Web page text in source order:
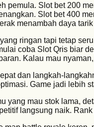
pemula. Slot bet 200
Slot bet 400
menambah daya
ringan tapi tetap
coba Slot Qris biar
Kalau mau
dan langkah-
Game jadi lebih
yang mau stok lama,
langsung naik.